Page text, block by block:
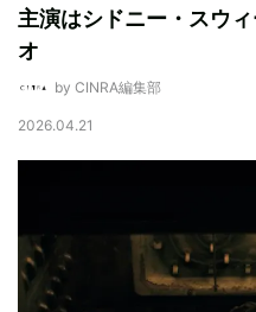
主演はシドニー・スウ
オ
by CINRA編集部
2026.04.21